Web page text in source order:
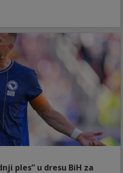
ples” u dresu BiH za